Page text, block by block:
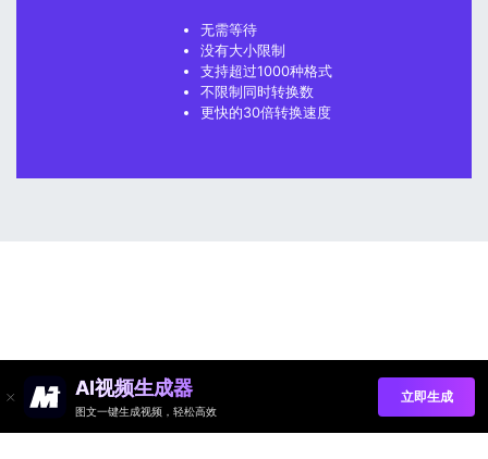
无需等待
没有大小限制
支持超过1000种格式
不限制同时转换数
更快的30倍转换速度
AI视频生成器
图文一键生成视频，轻松高效
立即生成